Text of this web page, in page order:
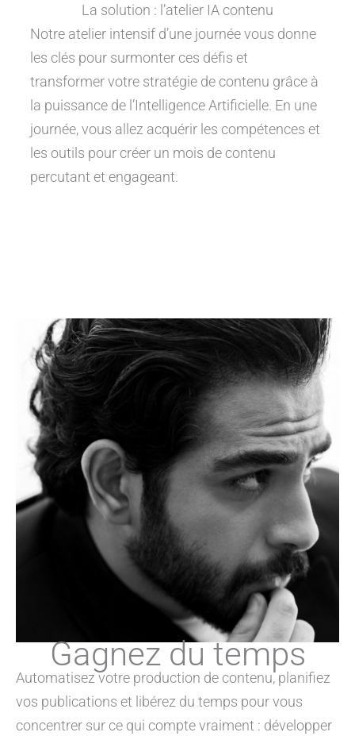
La solution : l’atelier IA contenu
Notre atelier intensif d’une journée vous donne
les clés pour surmonter ces défis et
transformer votre stratégie de contenu grâce à
la puissance de l’Intelligence Artificielle. En une
journée, vous allez acquérir les compétences et
les outils pour créer un mois de contenu
percutant et engageant.
Gagnez du temps
Automatisez votre production de contenu, planifiez
vos publications et libérez du temps pour vous
concentrer sur ce qui compte vraiment : développer